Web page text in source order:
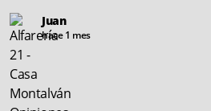
Juan
hace 1 mes